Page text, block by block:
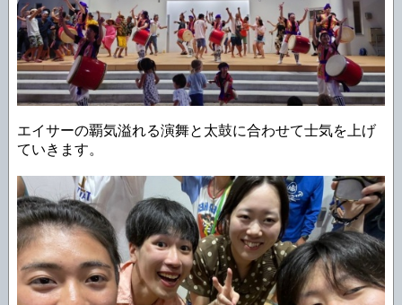
エイサーの覇気溢れる演舞と太鼓に合わせて士気を上げ
ていきます。